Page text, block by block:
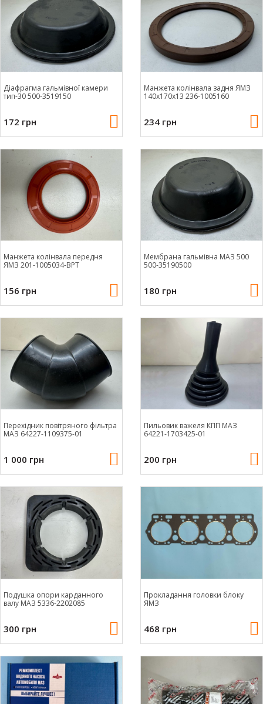
Діафрагма гальмівної камери
тип-30 500-3519150
172 грн
Манжета колінвала задня ЯМЗ
140х170х13 236-1005160
234 грн
Манжета колінвала передня
ЯМЗ 201-1005034-ВРТ
156 грн
Мембрана гальмівна МАЗ 500
500-35190500
180 грн
Перехідник повітряного фільтра
МАЗ 64227-1109375-01
1 000 грн
Пильовик важеля КПП МАЗ
64221-1703425-01
200 грн
Подушка опори карданного
валу МАЗ 5336-2202085
300 грн
Прокладання головки блоку
ЯМЗ
468 грн